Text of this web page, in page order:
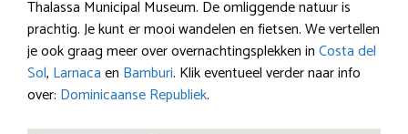
Thalassa Municipal Museum. De omliggende natuur is
prachtig. Je kunt er mooi wandelen en fietsen. We vertellen
je ook graag meer over overnachtingsplekken inCosta del
Sol, Larnacaen Bamburi. Klik eventueel verder naar info
over: Dominicaanse Republiek.